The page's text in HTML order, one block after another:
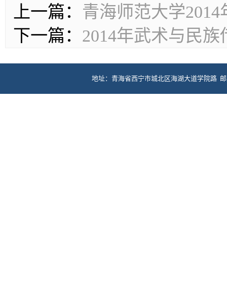
上一篇： 青海师范大学
下一篇： 2014年武术与民
地址：青海省西宁市城北区海湖大道学院路